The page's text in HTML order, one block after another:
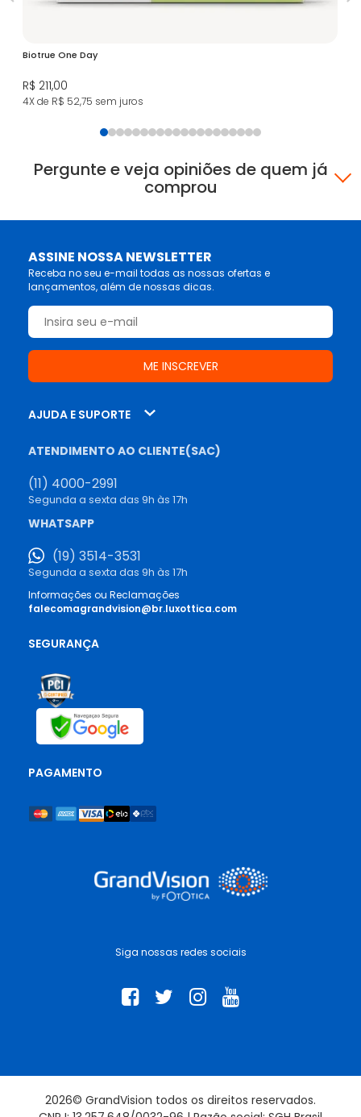
Biotrue One Day
R$ 211,00
4X de R$ 52,75 sem juros
Pergunte e veja opiniões de quem já
comprou
ASSINE NOSSA NEWSLETTER
Receba no seu e-mail todas as nossas ofertas e
lançamentos, além de nossas dicas.
Siga nossas redes sociais
AJUDA E SUPORTE
ATENDIMENTO AO CLIENTE(SAC)
(11) 4000-2991
Segunda a sexta das 9h às 17h
WHATSAPP
(19) 3514-3531
Segunda a sexta das 9h às 17h
Informações ou Reclamações
falecomagrandvision@br.luxottica.com
SEGURANÇA
PAGAMENTO
2026© GrandVision todos os direitos reservados.